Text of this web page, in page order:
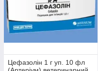
Цефазолін 1 г уп. 10 фл